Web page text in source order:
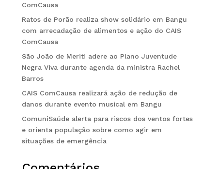
ComCausa
Ratos de Porão realiza show solidário em Bangu
com arrecadação de alimentos e ação do CAIS
ComCausa
São João de Meriti adere ao Plano Juventude
Negra Viva durante agenda da ministra Rachel
Barros
CAIS ComCausa realizará ação de redução de
danos durante evento musical em Bangu
ComuniSaúde alerta para riscos dos ventos fortes
e orienta população sobre como agir em
situações de emergência